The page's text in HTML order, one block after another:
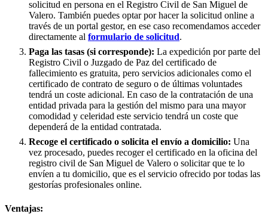
solicitud en persona en el Registro Civil de San Miguel de
Valero. También puedes optar por hacer la solicitud online a
través de un portal gestor, en ese caso recomendamos acceder
directamente al formulario de solicitud.
Paga las tasas (si corresponde): La expedición por parte del
Registro Civil o Juzgado de Paz del certificado de
fallecimiento es gratuita, pero servicios adicionales como el
certificado de contrato de seguro o de últimas voluntades
tendrá un coste adicional. En caso de la contratación de una
entidad privada para la gestión del mismo para una mayor
comodidad y celeridad este servicio tendrá un coste que
dependerá de la entidad contratada.
Recoge el certificado o solicita el envío a domicilio: Una
vez procesado, puedes recoger el certificado en la oficina del
registro civil de San Miguel de Valero o solicitar que te lo
envíen a tu domicilio, que es el servicio ofrecido por todas las
gestorías profesionales online.
Ventajas: